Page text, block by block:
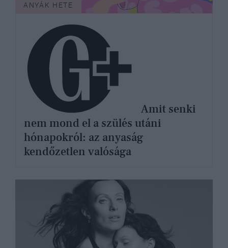
ANYÁK HETE
nem mond el a szülés utáni
hónapokról: az anyaság
kendőzetlen valósága